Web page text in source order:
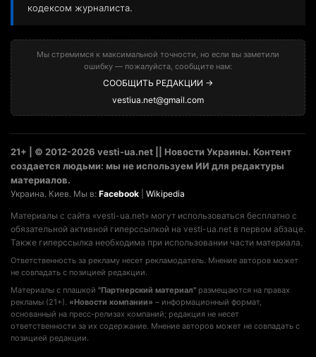
кодексом журналиста.
Мы стремимся к максимальной точности, но если вы заметили
ошибку — пожалуйста, сообщите нам:
СООБЩИТЬ РЕДАКЦИИ →
vestiua.net@gmail.com
21+ | © 2012-2026 vesti-ua.net || Новости Украины. Контент
создается людьми: мы не используем ИИ для редактуры
материалов.
Украина. Киев. Мы в: Facebook Wikipedia
Материалы с сайта «vesti-ua.net» могут использоваться бесплатно с
обязательной активной гиперссылкой на vesti-ua.net в первом абзаце.
Также гиперссылка необходима при использовании части материала.
Ответственность за рекламу несет рекламодатель. Мнение авторов может
не совпадать с позицией редакции.
Материалы с плашкой "Партнерский материал" размещаются на правах
рекламы (21+). «Новости компании» – информационный формат,
основанный на пресс-релизах компаний; редакция не несет
ответственности за их содержание. Мнение авторов может не совпадать с
позицией редакции.